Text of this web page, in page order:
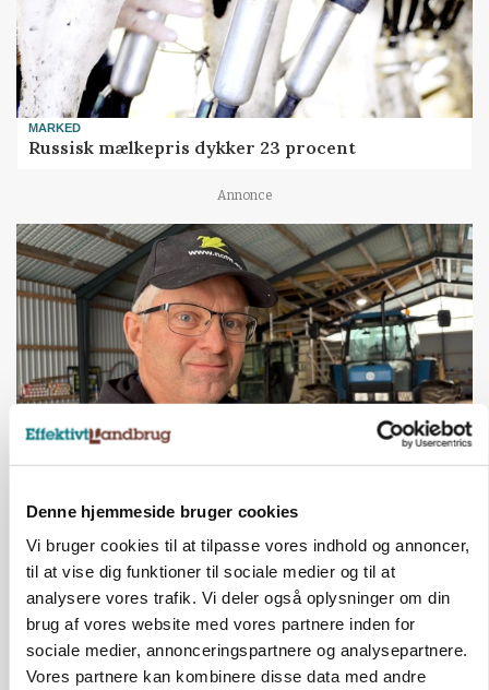
Denne hjemmeside bruger cookies
Vi bruger cookies til at tilpasse vores indhold og annoncer,
til at vise dig funktioner til sociale medier og til at
analysere vores trafik. Vi deler også oplysninger om din
brug af vores website med vores partnere inden for
sociale medier, annonceringspartnere og analysepartnere.
Vores partnere kan kombinere disse data med andre
MARKED
Russisk mælkepris dykker 23 procent
Annonce
»Nu stopper I«: Landbrugsdebattør og
gødskningslov
Annonce
POLITIK
Folketinget behandler ny gødskningslov: Sådan